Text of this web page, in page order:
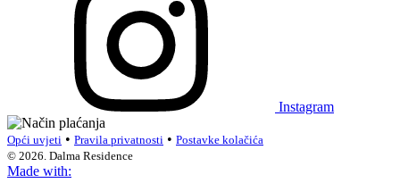
Instagram
Opći uvjeti • Pravila privatnosti • Postavke kolačića
© 2026. Dalma Residence
Made with: